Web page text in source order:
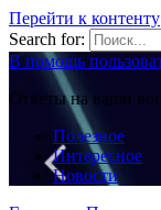
Перейти к контенту
Search for:
В помощь
Ответы на ваши
Полезное
Интересное
Новости